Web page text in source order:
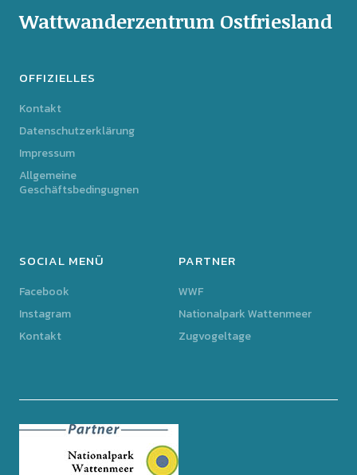
Wattwanderzentrum Ostfriesland
OFFIZIELLES
Kontakt
Datenschutzerklärung
Impressum
Allgemeine
Geschäftsbedingugnen
SOCIAL MENÜ
Facebook
Instagram
Kontakt
PARTNER
WWF
Nationalpark Wattenmeer
Zugvogeltage